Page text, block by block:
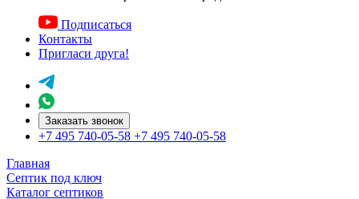
Подписаться
Контакты
Пригласи друга!
Заказать звонок
+7 495 740-05-58 +7 495 740-05-58
Главная
Септик под ключ
Каталог септиков